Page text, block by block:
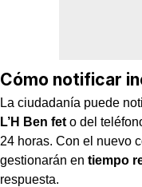
Cómo notificar
La ciudadanía puede
L’H Ben fet o del
24 horas. Con el nuevo
gestionarán en tiempo
respuesta.